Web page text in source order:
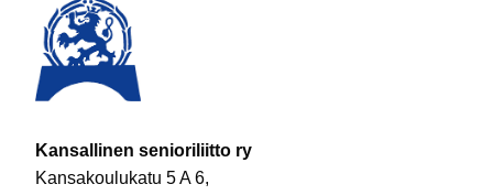
Kansallinen senioriliitto ry
Kansakoulukatu 5 A 6,